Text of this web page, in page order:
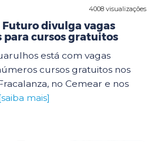
4008 visualizações
divulga vagas
para cursos gratuitos
está com vagas
cursos gratuitos nos
no Cemear e nos
mais]